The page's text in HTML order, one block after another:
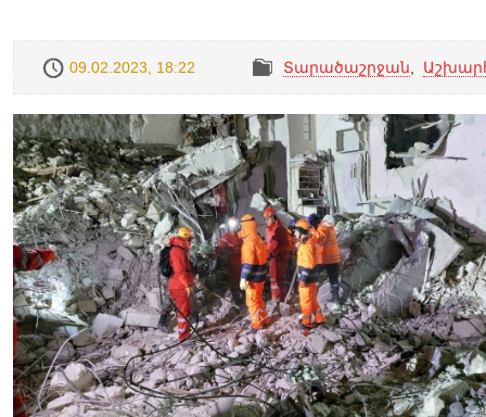
09.02.2023, 18:22 Տարածաշրջան